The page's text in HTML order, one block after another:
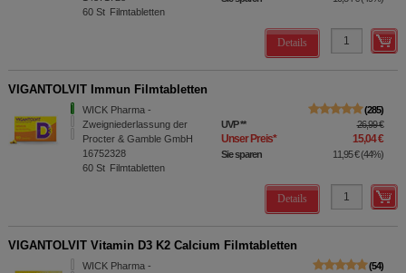
60 St Filmtabletten
Details
VIGANTOLVIT Immun Filmtabletten
WICK Pharma -
Zweigniederlassung der
Procter & Gamble GmbH
16752328
60 St Filmtabletten
285
UVP** 26,99 €
Unser Preis* 15,04 €
Sie sparen 11,95 €(44%)
Details
VIGANTOLVIT Vitamin D3 K2 Calcium Filmtabletten
WICK Pharma -
54